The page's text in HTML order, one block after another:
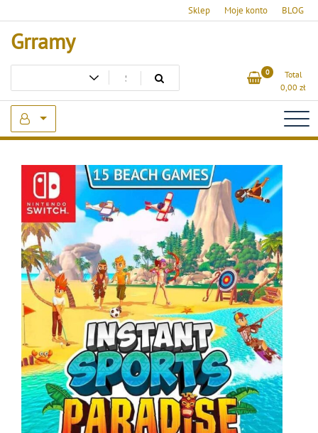
to
content
Sklep Moje konto BLOG
Grramy
0
Total
0,00 zł